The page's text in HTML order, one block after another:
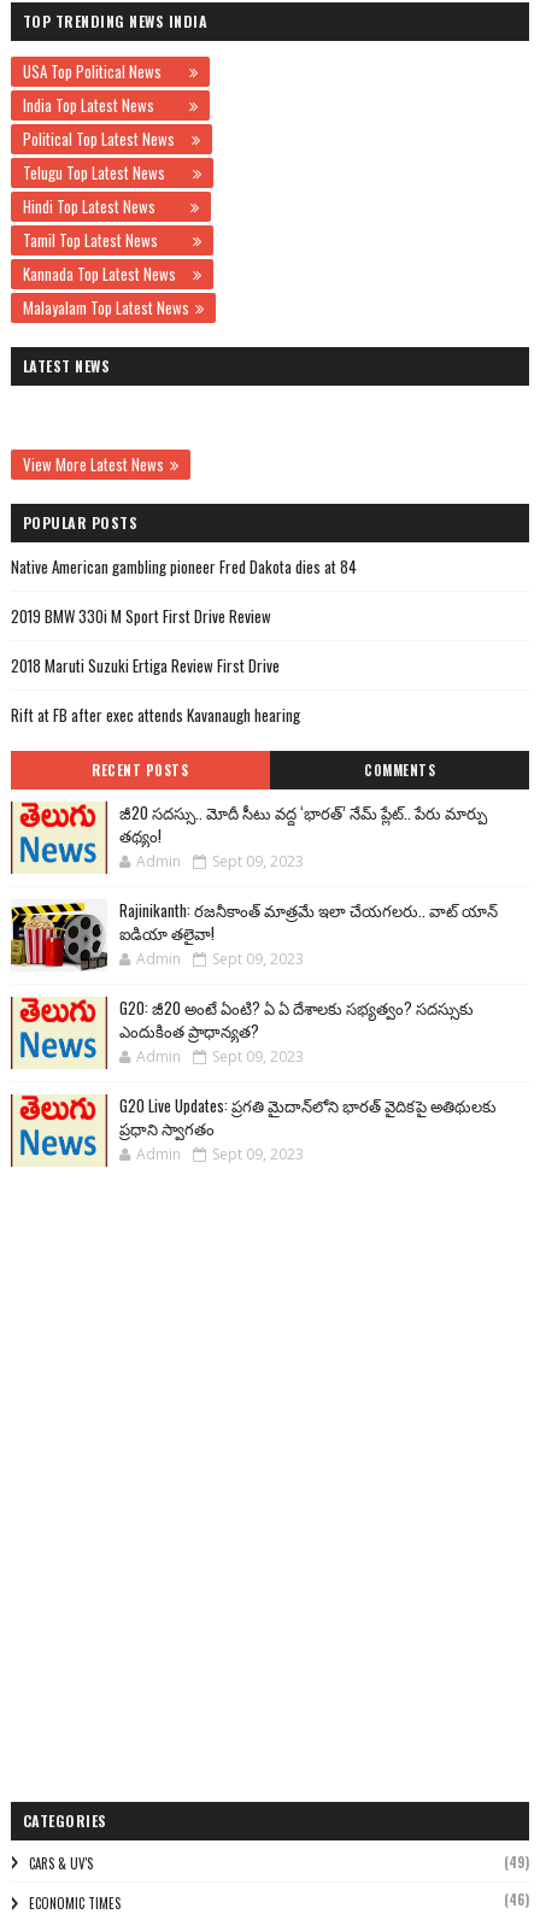
TOP TRENDING NEWS INDIA
USA Top Political News
India Top Latest News
Political Top Latest News
Telugu Top Latest News
Hindi Top Latest News
Tamil Top Latest News
Kannada Top Latest News
Malayalam Top Latest News
LATEST NEWS
View More Latest News
POPULAR POSTS
Native American gambling pioneer Fred Dakota dies at 84
2019 BMW 330i M Sport First Drive Review
2018 Maruti Suzuki Ertiga Review First Drive
Rift at FB after exec attends Kavanaugh hearing
RECENT POSTS COMMENTS
జీ20 సదస్సు.. మోదీ సీటు వద్ద ‘భారత్’ నేమ్ ప్లేట్‌.. పేరు మార్పు
తథ్యం!
Admin Sept 09, 2023
Rajinikanth: రజనీకాంత్ మాత్రమే ఇలా చేయగలరు.. వాట్ యాన్
ఐడియా తలైవా!
Admin Sept 09, 2023
G20: జీ20 అంటే ఏంటి? ఏ ఏ దేశాలకు సభ్యత్వం? సదస్సుకు
ఎందుకింత ప్రాధాన్యత?
Admin Sept 09, 2023
G20 Live Updates: ప్రగతి మైదాన్‌లోని భారత్ వైదికపై అతిథులకు
ప్రధాని స్వాగతం
Admin Sept 09, 2023
CATEGORIES
CARS & UV'S (49)
ECONOMIC TIMES (46)